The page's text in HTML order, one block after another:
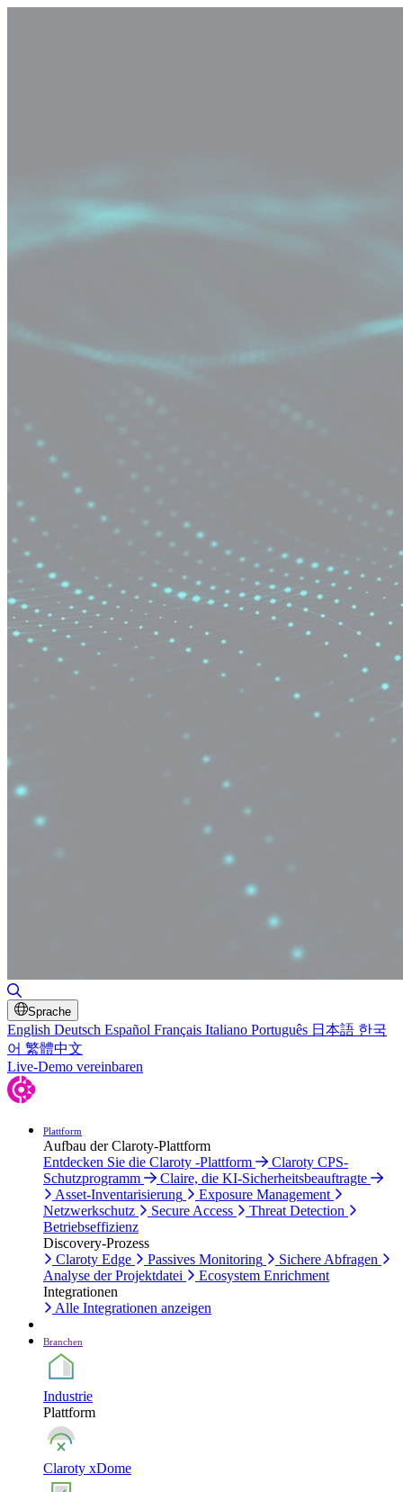
Sprache
English Deutsch Español Français Italiano Português 日本語 한국
어 繁體中文
Live-Demo vereinbaren
Plattform
Aufbau der Claroty-Plattform
Entdecken Sie die Claroty -Plattform
Claroty CPS-
Schutzprogramm
Claire, die KI-Sicherheitsbeauftragte
Asset-Inventarisierung
Exposure Management
Netzwerkschutz
Secure Access
Threat Detection
Betriebseffizienz
Discovery-Prozess
Claroty Edge
Passives Monitoring
Sichere Abfragen
Analyse der Projektdatei
Ecosystem Enrichment
Integrationen
Alle Integrationen anzeigen
Branchen
Industrie
Plattform
Claroty xDome